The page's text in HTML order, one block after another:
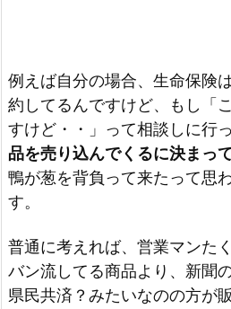
例えば自分の場合、生命保険
約してるんですけど、もし「
すけど・・」って相談しに行っ
品を売り込んでくるに決まっ
鴨が葱を背負って来たって思
す。
普通に考えれば、営業マンた
バン流してる商品より、新聞
県民共済？みたいなのの方が